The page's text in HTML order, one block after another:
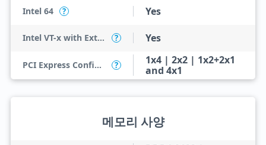
Intel 64 ? Yes
Intel VT-x with Extended Page Tables (EPT) ? Yes
PCI Express Configurations ?
1x4 | 2x2 | 1x2+2x1
and 4x1
메모리 사양